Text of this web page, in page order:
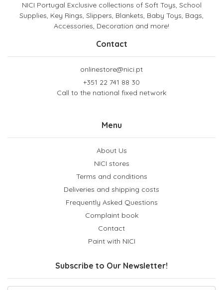
NICI Portugal Exclusive collections of Soft Toys, School
Supplies, Key Rings, Slippers, Blankets, Baby Toys, Bags,
Accessories, Decoration and more!
Contact
onlinestore@nici.pt
+351 22 741 88 30
Call to the national fixed network
Menu
About Us
NICI stores
Terms and conditions
Deliveries and shipping costs
Frequently Asked Questions
Complaint book
Contact
Paint with NICI
Subscribe to Our Newsletter!